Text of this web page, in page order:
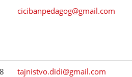
cicibanpedagog@gmail.com
tajnistvo.didi@gmail.com